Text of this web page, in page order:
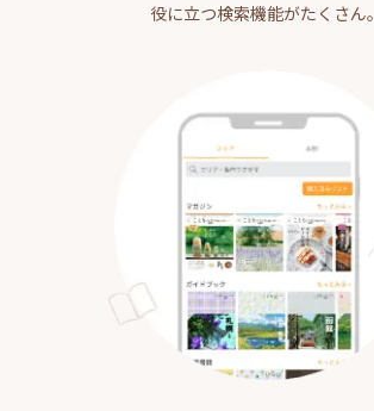
役に立つ検索機能がたくさん。